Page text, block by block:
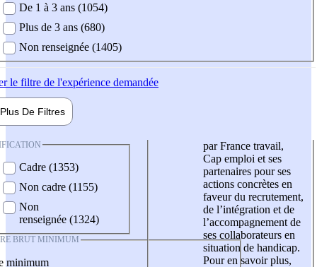
De 1 à 3 ans (1054)
Plus de 3 ans (680)
Non renseignée (1405)
le filtre de l'expérience demandée
Plus De Filtres
Cadre (1353)
Non cadre (1155)
Non
renseignée (1324)
BRUT MINIMUM
minimum
par France travail,
Cap emploi et ses
partenaires pour ses
actions concrètes en
faveur du recrutement,
de l’intégration et de
l’accompagnement de
ses collaborateurs en
situation de handicap.
Pour en savoir plus,